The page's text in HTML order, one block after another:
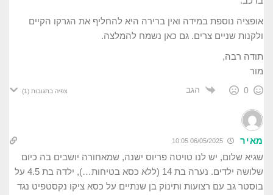
אופציה נוספת במידה ואין ברירה היא להחליף את הגרקו הקיים
ולקנות שניים צרים. גם כאן נשמח להמלצה.
תודה רבה,
מור
0 הגב צפיה בתגובות (1)
מאיר
שגיא שלום, יש לנו טויטה פריוס ישנה, שמאחורה יושבים בה כיום
שלושה ילדים. נערה בת 14 (ללא כסא בטיחות…), ילדה בת 4.5 על
בוסטר גב עם רצועות ותינוק בן שנתיים על כסא ציקו נקסטפיט נגד